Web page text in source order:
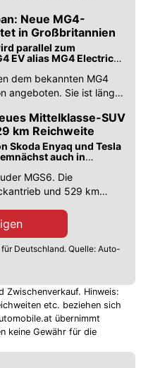
Neue MG4-
in Großbritannien
parallel zum
EV alias MG4 Electric
dem bekannten MG4
angeboten. Sie ist länger
Mittelklasse-SUV
km Reichweite
Skoda Enyaq und Tesla
auch in
MGS6. Die
und 529 km
Deutschland. Quelle: Auto-
Zwischenverkauf. Hinweis:
etc. beziehen sich
übernimmt
keine Gewähr für die